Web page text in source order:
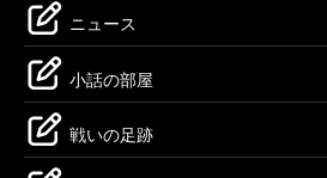
ニュース
小話の部屋
戦いの足跡